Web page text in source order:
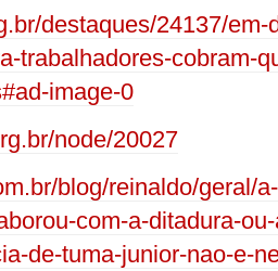
destaques/24137/
trabalhadores-cobram-
image-0
node/20027
blog/reinaldo/geral/
com-a-ditadura-
de-tuma-junior-nao-e-